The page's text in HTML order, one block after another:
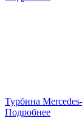
Турбина
Подробнее